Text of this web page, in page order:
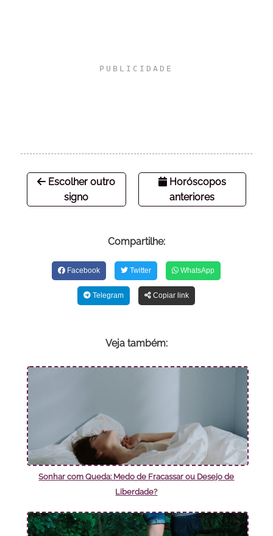
Escolher outro
signo
Horóscopos
anteriores
Compartilhe:
Facebook Twitter WhatsApp
Telegram Copiar link
Veja também:
Sonhar com Queda: Medo de Fracassar ou Desejo de
Liberdade?